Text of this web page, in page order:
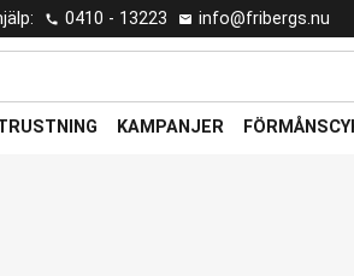
0410 - 13223 info@fribergs.nu
KAMPANJER